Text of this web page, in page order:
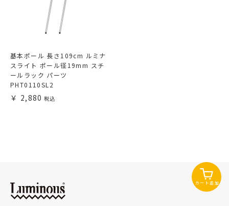
基本ポール 長さ109cm ルミナ
スライト ポール径19mm スチ
ールラック パーツ
PHT0110SL2
2,880
カート追加